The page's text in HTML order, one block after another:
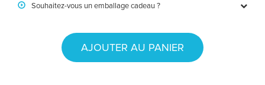
Souhaitez-vous un emballage cadeau ?
AJOUTER AU PANIER